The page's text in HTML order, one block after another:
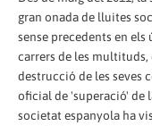
gran onada de lluites
sense precedents en
carrers de les
destrucció de les seves
oficial de 'superació' de
societat espanyola ha